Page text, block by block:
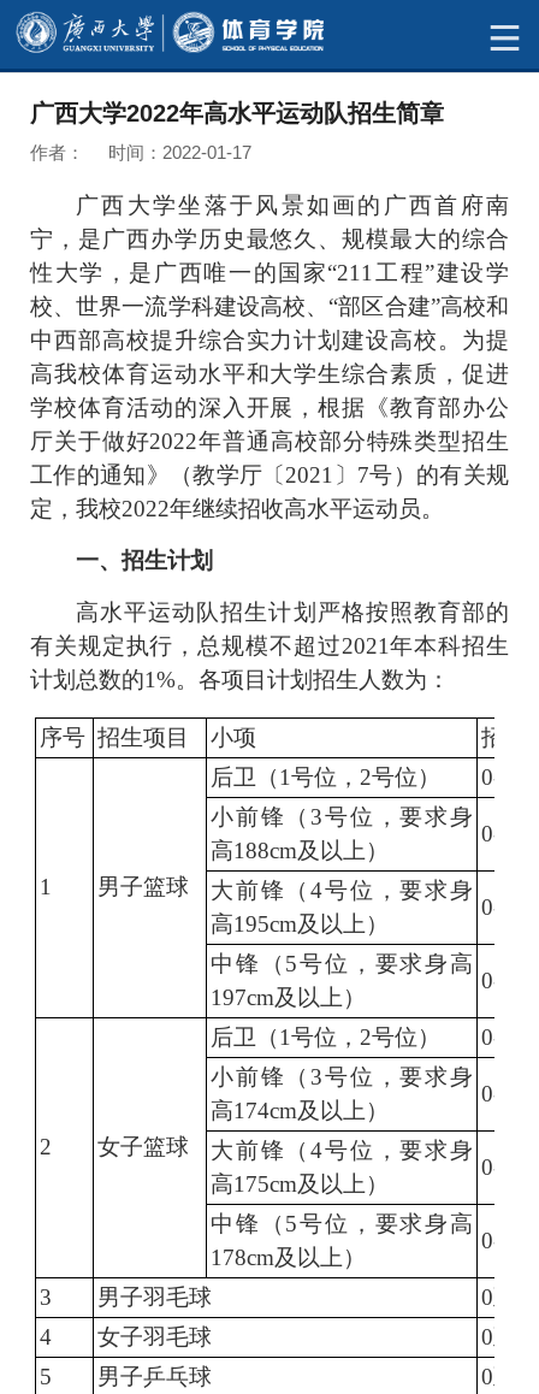
广西大学2022年高水平运动队招生简章
作者： 时间：2022-01-17
广西大学坐落于风景如画的广西首府南
宁， 是广西办学历史最悠久、规模最大的综合
性大学，是广西唯一的国家“211工程”建设学
校、世界一流学科建设高校、“部区合建”高校和
中西部高校提升综合实力计划建设高校。 为提
高我校体育运动水平和大学生综合素质，促进
学校体育活动的深入开展，根据《教育部办公
厅关于做好2022年普通高校部分特殊类型招生
工作的通知》（教学厅〔2021〕7号）的有关规
定，我校2022年继续招收高水平运动员。
一、招生计划
高水平运动队招生计划严格按照教育部的
有关规定执行，总规模不超过2021年本科招生
计划总数的1%。各项目计划招生人数为：
序号 招生项目 小项 招生
1 男子篮球
后卫（1号位， 2号位） 0-3
小前锋（ 3号位，要求身
高188cm及以上）
0-3
大前锋（4号位，要求身
高195cm及以上）
0-3
中锋（ 5号位，要求身高
197cm及以上）
0-3
2 女子篮球
后卫（1号位， 2号位） 0-3
小前锋（ 3号位，要求身
高174cm及以上）
0-3
大前锋（4号位，要求身
高175cm及以上）
0-3
中锋（ 5号位，要求身高
178cm及以上）
0-3
3 男子羽毛球 0至
4
女子羽毛球 0至
5
男子乒乓球 0至